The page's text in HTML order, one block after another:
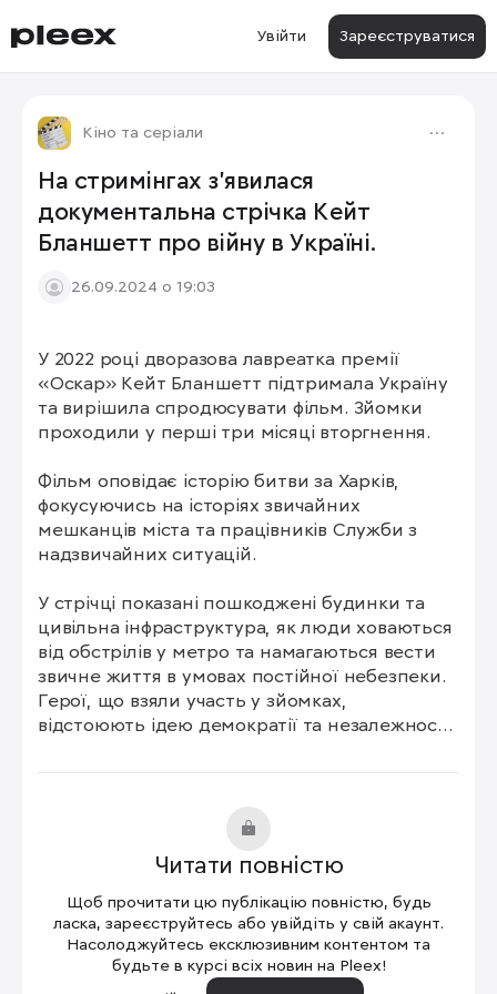
Увійти Зареєструватися
Кіно та серіали
На стримінгах з’явилася
документальна стрічка Кейт
Бланшетт про війну в Україні.
26.09.2024 о 19:03
У 2022 році дворазова лавреатка премії
«Оскар» Кейт Бланшетт підтримала Україну
та вирішила спродюсувати фільм. Зйомки
проходили у перші три місяці вторгнення.
Фільм оповідає історію битви за Харків,
фокусуючись на історіях звичайних
мешканців міста та працівників Служби з
надзвичайних ситуацій.
У стрічці показані пошкоджені будинки та
цивільна інфраструктура, як люди ховаються
від обстрілів у метро та намагаються вести
звичне життя в умовах постійної небезпеки.
Герої, що взяли участь у зйомках,
відстоюють ідею демократії та незалежності
Читати повністю
Щоб прочитати цю публікацію повністю, будь
ласка, зареєструйтесь або увійдіть у свій акаунт.
Насолоджуйтесь ексклюзивним контентом та
будьте в курсі всіх новин на Pleex!